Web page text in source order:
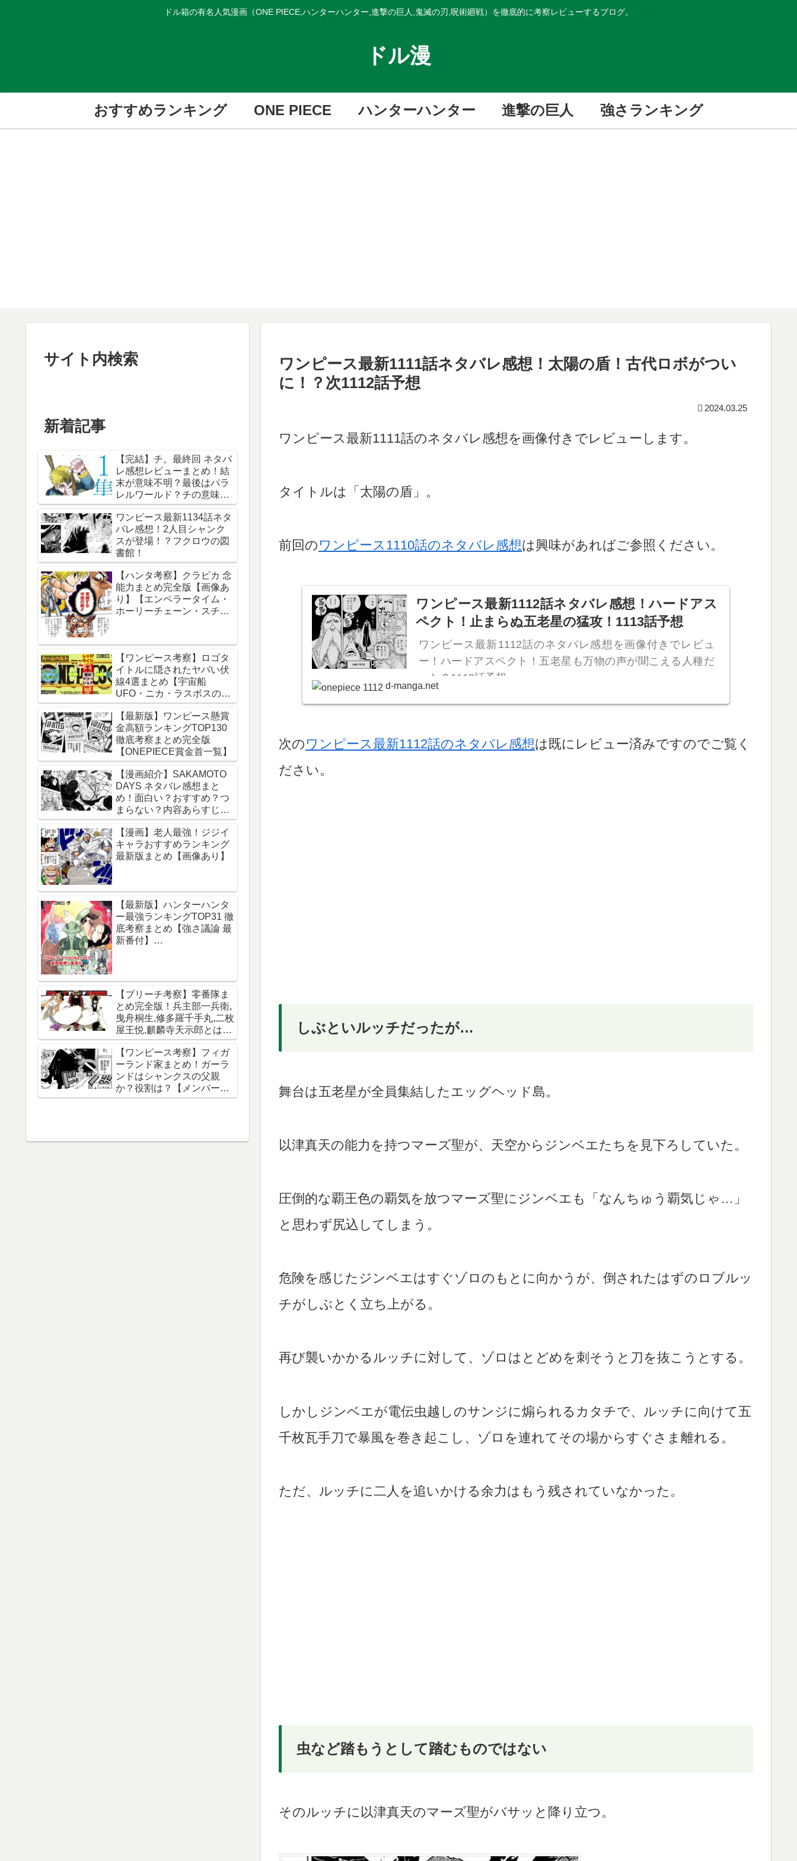
ドル箱の有名人気漫画（ONE PIECE,ハンターハンター,進撃の巨人,鬼滅の刃,呪術廻戦）を徹底的に考察レビューするブログ。
ドル漫
おすすめランキング ONE PIECE ハンターハンター 進撃の巨人 強さランキング
ワンピース最新1111話ネタバレ感想！太陽の盾！古代ロボがつい
に！？次1112話予想
2024.03.25
ワンピース最新1111話のネタバレ感想を画像付きでレビューします。
タイトルは「太陽の盾」。
前回の ワンピース1110話のネタバレ感想は興味があればご参照ください。
ワンピース最新1112話ネタバレ感想！ハードアス
ペクト！止まらぬ五老星の猛攻！1113話予想
ワンピース最新1112話のネタバレ感想を画像付きでレビュ
ー！ハードアスペクト！五老星も万物の声が聞こえる人種だ
った？1113話予想
d-manga.net
次の ワンピース最新1112話のネタバレ感想は既にレビュー済みですのでご覧く
ださい。
しぶといルッチだったが…
舞台は五老星が全員集結したエッグヘッド島。
以津真天の能力を持つマーズ聖が、天空からジンベエたちを見下ろしていた。
圧倒的な覇王色の覇気を放つマーズ聖にジンベエも「なんちゅう覇気じゃ…」
と思わず尻込してしまう。
危険を感じたジンベエはすぐゾロのもとに向かうが、倒されたはずのロブルッ
チがしぶとく立ち上がる。
再び襲いかかるルッチに対して、ゾロはとどめを刺そうと刀を抜こうとする。
しかしジンベエが電伝虫越しのサンジに煽られるカタチで、ルッチに向けて五
千枚瓦手刀で暴風を巻き起こし、ゾロを連れてその場からすぐさま離れる。
ただ、ルッチに二人を追いかける余力はもう残されていなかった。
虫など踏もうとして踏むものではない
そのルッチに以津真天のマーズ聖がバサッと降り立つ。
サイト内検索
新着記事
【完結】チ。最終回 ネタバ
レ感想レビューまとめ！結
末が意味不明？最後はパラ
レルワールド？チの意味
は？内容あらすじは？アル
ベルト・ブルゼフスキと
は？【総合評価評判】【地
球の運動について】
ワンピース最新1134話ネタ
バレ感想！2人目シャンク
スが登場！？フクロウの図
書館！
【ハンタ考察】クラピカ 念
能力まとめ完全版【画像あ
り】【エンペラータイム・
ホーリーチェーン・スチー
ン】
【ワンピース考察】ロゴタ
イトルに隠されたヤバい伏
線4選まとめ【宇宙船
UFO・ニカ・ラスボスのイ
ム様・グランドライン】
【最新版】ワンピース懸賞
金高額ランキングTOP130
徹底考察まとめ完全版
【ONEPIECE賞金首一覧】
【漫画紹介】SAKAMOTO
DAYS ネタバレ感想まと
め！面白い？おすすめ？つ
まらない？内容あらすじレ
ビュー【サカモトデイズ】
【漫画】老人最強！ジジイ
キャラおすすめランキング
最新版まとめ【画像あり】
【最新版】ハンターハンタ
ー最強ランキングTOP31 徹
底考察まとめ【強さ議論 最
新番付】
【ブリーチ考察】零番隊ま
とめ完全版！兵主部一兵衛,
曳舟桐生,修多羅千手丸,二枚
屋王悦,麒麟寺天示郎とは？
王鍵とは？異名は？声優CV
は？必殺技は？【霊王宮】
【泉湯鬼・穀王・刀神・大
織守・まなこ和尚】
【ワンピース考察】フィガ
ーランド家まとめ！ガーラ
ンドはシャンクスの父親
か？役割は？【メンバー一
覧】